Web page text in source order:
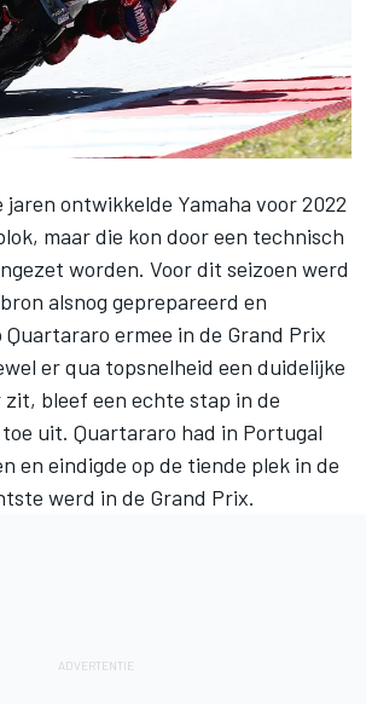
jaren ontwikkelde Yamaha voor 2022
maar die kon door een technisch
worden. Voor dit seizoen werd
alsnog geprepareerd en
Quartararo ermee in de Grand Prix
er qua topsnelheid een duidelijke
zit, bleef een echte stap in de
uit. Quartararo had in Portugal
en eindigde op de tiende plek in de
werd in de Grand Prix.